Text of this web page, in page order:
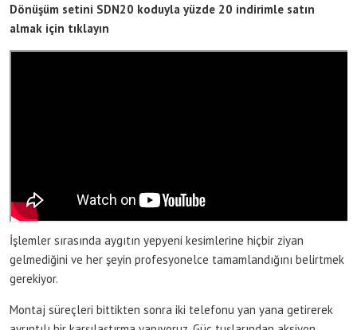
Dönüşüm setini SDN20 koduyla yüzde 20 indirimle satın
almak için tıklayın
İşlemler sırasında aygıtın yepyeni kesimlerine hiçbir ziyan
gelmediğini ve her şeyin profesyonelce tamamlandığını belirtmek
gerekiyor.
Montaj süreçleri bittikten sonra iki telefonu yan yana getirerek